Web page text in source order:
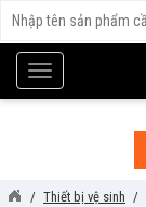
Thiết bị vệ sinh